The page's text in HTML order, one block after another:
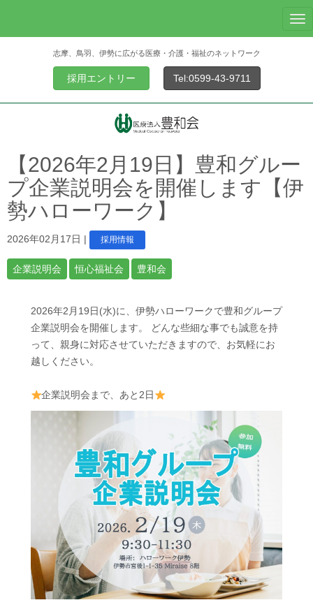
N
a
a
志摩、鳥羽、伊勢に広がる医療・介護・福祉のネットワーク
採用エントリー Tel:0599-43-9711
【2026年2月19日】豊和グルー
プ企業説明会を開催します【伊
勢ハローワーク】
2026年02月17日 採用情報
企業説明会 恒心福祉会 豊和会
2026年2月19日(水)に、伊勢ハローワークで豊和グループ
企業説明会を開催します。 どんな些細な事でも誠意を持
って、親身に対応させていただきますので、お気軽にお
越しください。
企業説明会まで、あと2日